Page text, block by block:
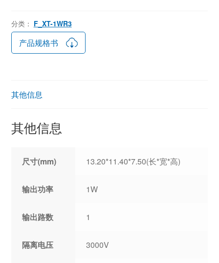
分类： F_XT-1WR3
产品规格书
其他信息
其他信息
尺寸(mm) 13.20*11.40*7.50(长*宽*高)
输出功率 1W
输出路数 1
隔离电压 3000V